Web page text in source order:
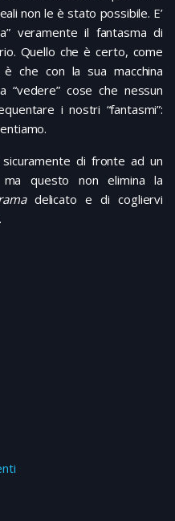
non le è stato possibile. E’
veramente il fantasma di
Quello che è certo, come
che con la sua macchina
cose che nessun
i nostri “fantasmi”:
di fronte ad un
questo non elimina la
delicato e di cogliervi